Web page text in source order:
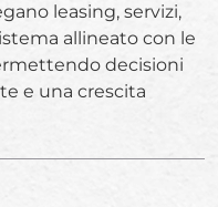
leasing, servizi,
allineato con le
decisioni
e una crescita